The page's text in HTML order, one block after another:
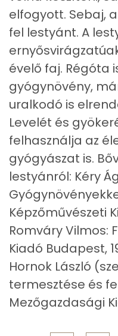
Foszfor
Nátrium
Réz
Mangán
Szénhidrát
Összesen
Cukor
Élelmi rost
Víz
Összesen
Vitaminok
elfogyott. Sebaj,
fel lestyánt. A
évelő faj. Régóta
gyógynövény,
uralkodó is
Levelét és
felhasználja az
gyógyászat is.
lestyánról: Kéry
Képzőművészeti
Romváry Vilmos:
Kiadó Budapest,
Hornok László
termesztése és
Mezőgazdasági